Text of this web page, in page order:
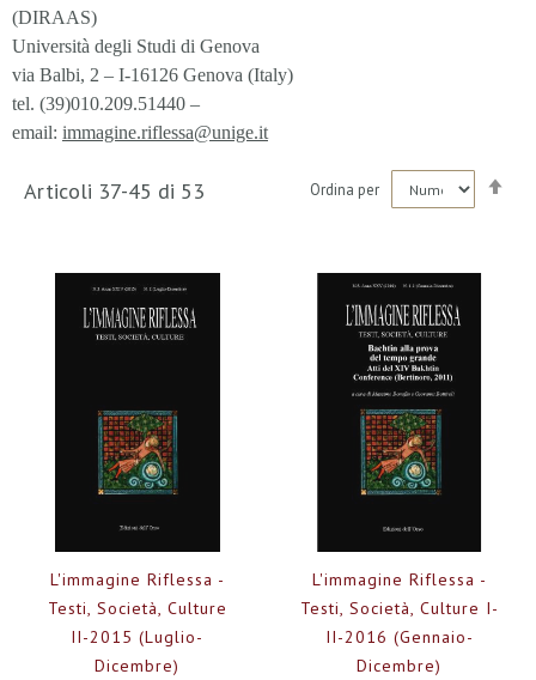
(DIRAAS)
Università degli Studi di Genova
via Balbi, 2 – I-16126 Genova (Italy)
tel. (39)010.209.51440 –
email: immagine.riflessa@unige.it
Articoli 37-45 di 53 Ordina per
L'immagine Riflessa -
Testi, Società, Culture
II-2015 (luglio-
Dicembre)
L'immagine Riflessa -
Testi, Società, Culture I-
II-2016 (gennaio-
Dicembre)